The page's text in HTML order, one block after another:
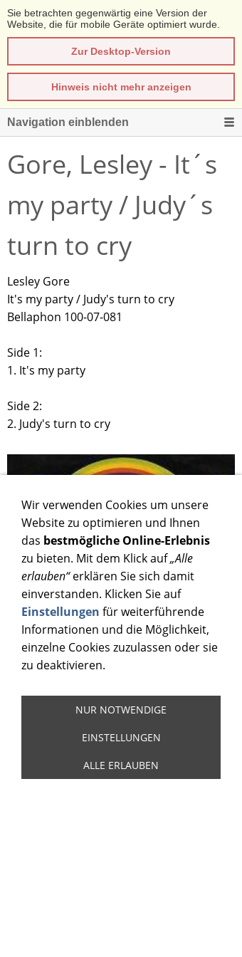
Sie betrachten gegenwärtig eine Version der
Website, die für mobile Geräte optimiert wurde.
Zur Desktop-Version
Hinweis nicht mehr anzeigen
Navigation einblenden
Gore, Lesley - It´s
my party / Judy´s
turn to cry
Lesley Gore
It's my party / Judy's turn to cry
Bellaphon 100-07-081
Side 1:
1. It's my party
Side 2:
2. Judy's turn to cry
GORE, LESLEY - IT´S MY PARTY / JUDY´S
Artikelnummer:
20216
Wir verwenden Cookies um unsere
Website zu optimieren und Ihnen
das bestmögliche Online-Erlebnis
zu bieten. Mit dem Klick auf„Alle
erlauben“erklären Sie sich damit
einverstanden. Klicken Sie auf
Einstellungen für weiterführende
Informationen und die Möglichkeit,
einzelne Cookies zuzulassen oder sie
zu deaktivieren.
NUR NOTWENDIGE
EINSTELLUNGEN
ALLE ERLAUBEN